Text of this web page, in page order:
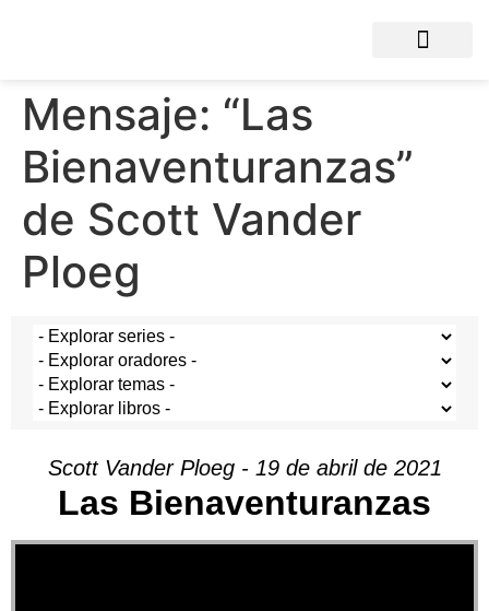
Mensaje: “Las
Bienaventuranzas”
de Scott Vander
Ploeg
Scott Vander Ploeg - 19 de abril de 2021
Las Bienaventuranzas